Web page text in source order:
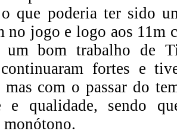
que poderia ter sido
no jogo e logo aos 11m
um bom trabalho de
fortes e
com o passar do
e qualidade, sendo
monótono.